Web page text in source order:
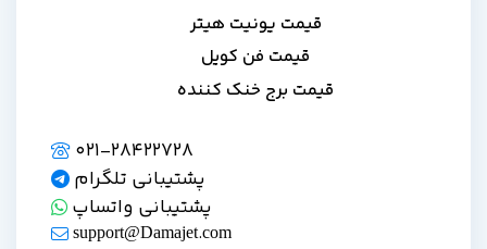
قیمت یونیت هیتر
قیمت فن کویل
قیمت برج خنک کننده
021-28422728
پشتیبانی تلگرام
پشتیبانی واتساپ
support@Damajet.com